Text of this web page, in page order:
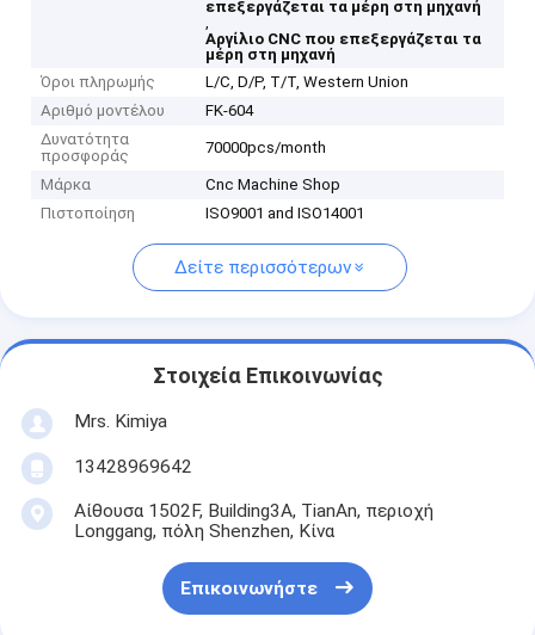
επεξεργάζεται τα μέρη στη μηχανή
,
Αργίλιο CNC που επεξεργάζεται τα
μέρη στη μηχανή
Όροι πληρωμής
L/C, D/P, T/T, Western Union
Αριθμό μοντέλου
FK-604
Δυνατότητα
προσφοράς
70000pcs/month
Μάρκα
Cnc Machine Shop
Πιστοποίηση
ISO9001 and ISO14001
Δείτε περισσότερων
Στοιχεία Επικοινωνίας
Mrs. Kimiya
13428969642
Αίθουσα 1502F, Building3A, TianAn, περιοχή
Longgang, πόλη Shenzhen, Κίνα
Επικοινωνήστε